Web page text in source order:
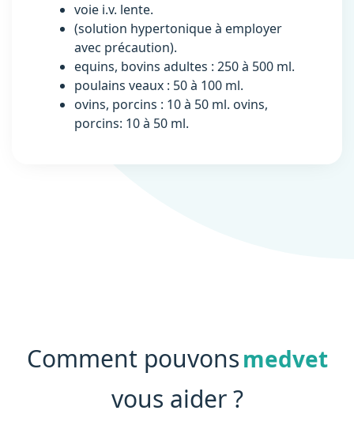
voie i.v. lente.
(solution hypertonique à employer
avec précaution).
equins, bovins adultes : 250 à 500 ml.
poulains veaux : 50 à 100 ml.
ovins, porcins : 10 à 50 ml. ovins,
porcins: 10 à 50 ml.
Comment pouvonsmedvet
vous aider ?